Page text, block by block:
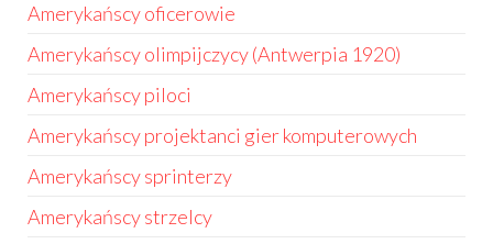
Amerykańscy oficerowie
Amerykańscy olimpijczycy (Antwerpia 1920)
Amerykańscy piloci
Amerykańscy projektanci gier komputerowych
Amerykańscy sprinterzy
Amerykańscy strzelcy